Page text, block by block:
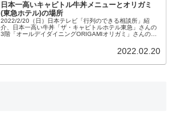
日本一高いキャピトル牛丼メニューとオリガミ
(東急ホテル)の場所
2022/2/20（日）日本テレビ「行列のできる相談所」紹
介、日本一高い牛丼「ザ・キャピトルホテル東急」さんの
3階「オールデイダイニングORIGAMIオリガミ」さんの
2022.02.20